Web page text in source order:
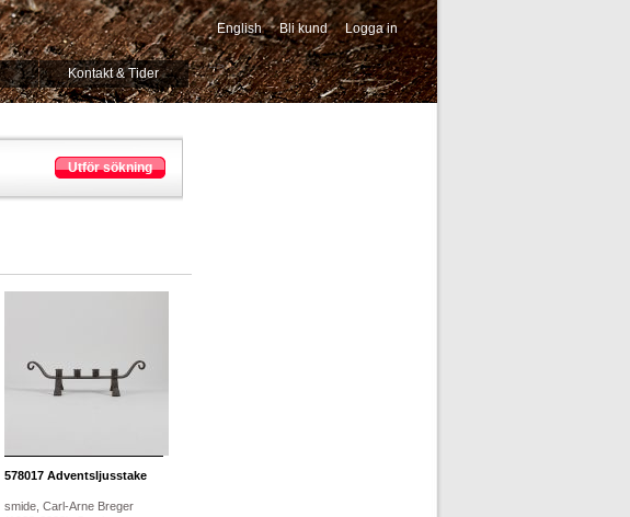
Kontakt & Tider
English Bli kund Logga in
-->
Utför sökning
578017Adventsljusstake
smide, Carl-Arne Breger